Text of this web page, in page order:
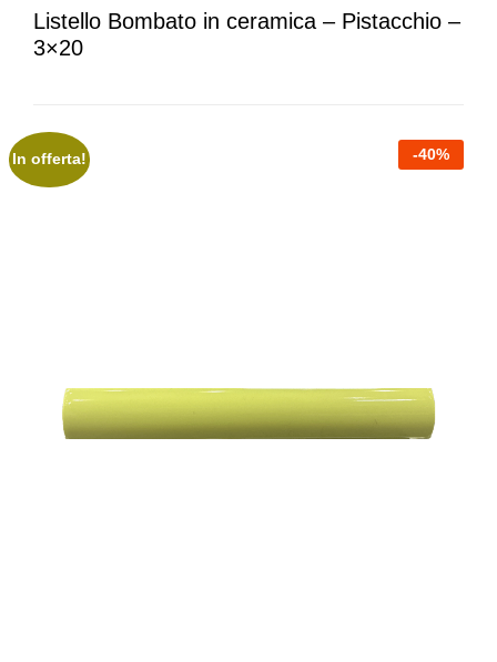
Listello Bombato in ceramica – Pistacchio –
3×20
In offerta! -40%